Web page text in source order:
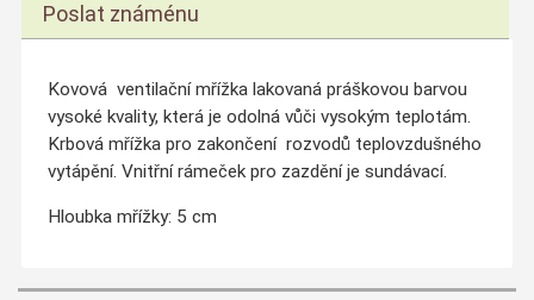
Poslat známénu
Kovová ventilační mřížka lakovaná práškovou barvou
vysoké kvality, která je odolná vůči vysokým teplotám.
Krbová mřížka pro zakončení rozvodů teplovzdušného
vytápění. Vnitřní rámeček pro zazdění je sundávací.
Hloubka mřížky: 5 cm